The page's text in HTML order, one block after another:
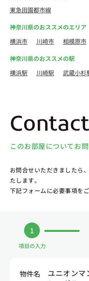
東急田園都市線
神奈川県のおススメのエリア
横浜市
川崎市 相模原市
神奈川県のおススメの駅
横浜駅
川崎駅 武蔵小杉
Contact
このお部屋についてお
お問合せいただきましたら
たします。
下記フォームに必要事項を
1
項目の入力
物件名
ユニオン